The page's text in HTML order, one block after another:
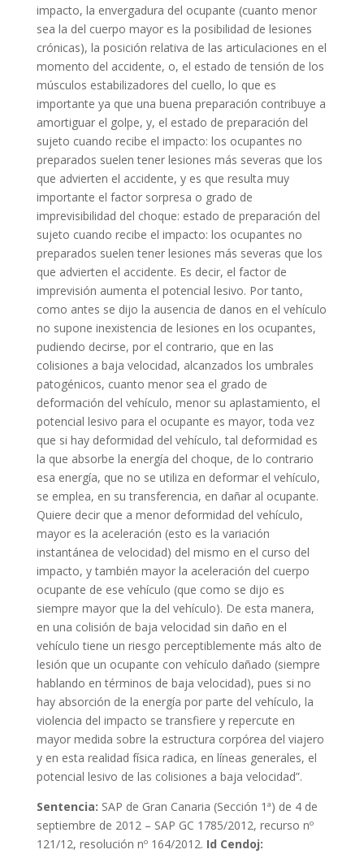
impacto, la envergadura del ocupante (cuanto menor
sea la del cuerpo mayor es la posibilidad de lesiones
crónicas), la posición relativa de las articulaciones en el
momento del accidente, o, el estado de tensión de los
músculos estabilizadores del cuello, lo que es
importante ya que una buena preparación contribuye a
amortiguar el golpe, y, el estado de preparación del
sujeto cuando recibe el impacto: los ocupantes no
preparados suelen tener lesiones más severas que los
que advierten el accidente, y es que resulta muy
importante el factor sorpresa o grado de
imprevisibilidad del choque: estado de preparación del
sujeto cuando recibe el impacto: los ocupantes no
preparados suelen tener lesiones más severas que los
que advierten el accidente. Es decir, el factor de
imprevisión aumenta el potencial lesivo. Por tanto,
como antes se dijo la ausencia de danos en el vehículo
no supone inexistencia de lesiones en los ocupantes,
pudiendo decirse, por el contrario, que en las
colisiones a baja velocidad, alcanzados los umbrales
patogénicos, cuanto menor sea el grado de
deformación del vehículo, menor su aplastamiento, el
potencial lesivo para el ocupante es mayor, toda vez
que si hay deformidad del vehículo, tal deformidad es
la que absorbe la energía del choque, de lo contrario
esa energía, que no se utiliza en deformar el vehículo,
se emplea, en su transferencia, en dañar al ocupante.
Quiere decir que a menor deformidad del vehículo,
mayor es la aceleración (esto es la variación
instantánea de velocidad) del mismo en el curso del
impacto, y también mayor la aceleración del cuerpo
ocupante de ese vehículo (que como se dijo es
siempre mayor que la del vehículo). De esta manera,
en una colisión de baja velocidad sin daño en el
vehículo tiene un riesgo perceptiblemente más alto de
lesión que un ocupante con vehículo dañado (siempre
hablando en términos de baja velocidad), pues si no
hay absorción de la energía por parte del vehículo, la
violencia del impacto se transfiere y repercute en
mayor medida sobre la estructura corpórea del viajero
y en esta realidad física radica, en líneas generales, el
potencial lesivo de las colisiones a baja velocidad”.
Sentencia: SAP de Gran Canaria (Sección 1ª) de 4 de
septiembre de 2012 – SAP GC 1785/2012, recurso nº
121/12, resolución nº 164/2012. Id Cendoj: